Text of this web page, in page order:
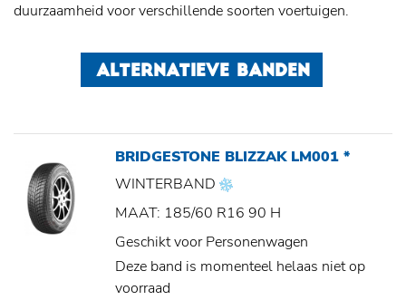
duurzaamheid voor verschillende soorten voertuigen.
ALTERNATIEVE BANDEN
BRIDGESTONE BLIZZAK LM001 *
WINTERBAND
MAAT: 185/60 R16 90 H
Geschikt voor Personenwagen
Deze band is momenteel helaas niet op
voorraad